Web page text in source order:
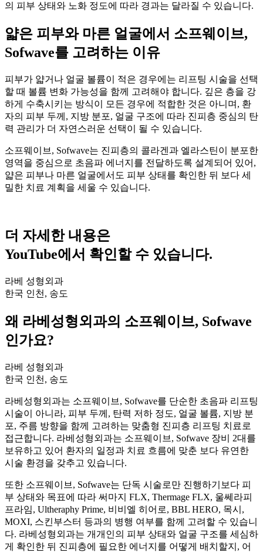
의 피부 상태와 노화 정도에 따라 경과는 달라질 수 있습니다.
얇은 피부와 마른 얼굴에서 소프웨이브,
Sofwave를 고려하는 이유
피부가 얇거나 얼굴 볼륨이 적은 경우에는 리프팅 시술을 선택
할 때 볼륨 변화 가능성을 함께 고려해야 합니다. 깊은 층을 강
하게 수축시키는 방식이 모든 경우에 적합한 것은 아니며, 환
자의 피부 두께, 지방 분포, 얼굴 구조에 따라 진피층 중심의 탄
력 관리가 더 자연스러운 선택이 될 수 있습니다.
소프웨이브, Sofwave는 진피층의 콜라겐과 엘라스틴이 분포한
영역을 중심으로 초음파 에너지를 전달하도록 설계되어 있어,
얇은 피부나 마른 얼굴에서도 피부 상태를 확인한 뒤 보다 세
밀한 치료 계획을 세울 수 있습니다.
더 자세한 내용은
YouTube에서 확인할 수 있습니다.
라베 성형외과
한국 인천, 송도
왜 라베성형외과의 소프웨이브, Sofwave
인가요?
라베 성형외과
한국 인천, 송도
라베성형외과는 소프웨이브, Sofwave를 단순한 초음파 리프팅
시술이 아니라, 피부 두께, 탄력 저하 정도, 얼굴 볼륨, 지방 분
포, 주름 방향을 함께 고려하는 맞춤형 진피층 리프팅 치료로
접근합니다. 라베성형외과는 소프웨이브, Sofwave 장비 2대를
보유하고 있어 환자의 일정과 치료 흐름에 맞춘 보다 유연한
시술 환경을 갖추고 있습니다.
또한 소프웨이브, Sofwave는 단독 시술로만 진행하기보다 피
부 상태와 목표에 따라 써마지 FLX, Thermage FLX, 울쎄라피
프라임, Ultheraphy Prime, 비비엘 히어로, BBL HERO, 목시,
MOXI, 스킨부스터 등과의 병행 여부를 함께 고려할 수 있습니
다. 라베성형외과는 개개인의 피부 상태와 얼굴 구조를 세심하
게 확인한 뒤 진피층에 필요한 에너지를 어떻게 배치할지, 어